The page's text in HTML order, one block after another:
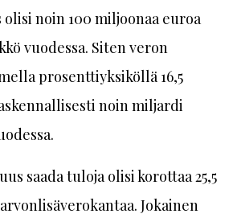
noin 100 miljoonaa euroa
vuodessa. Siten veron
prosenttiyksiköllä 16,5
noin miljardi
saada tuloja olisi korottaa 25,5
Jokainen